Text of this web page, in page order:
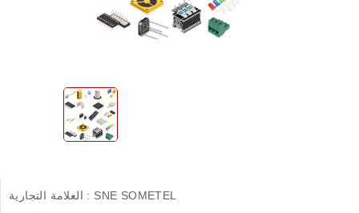
العلامة التجارية : SNE SOMETEL